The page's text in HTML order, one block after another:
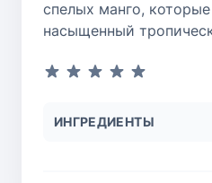
спелых манго,
насыщенный
ИНГРЕДИЕНТЫ